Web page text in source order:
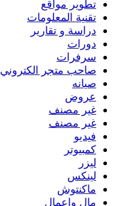
تطوير مواقع
تقنية المعلومات
دراسة و تقارير
دورات
سرفرات
صاحب متجر الكتروني
صيانه
عروض
غير مصنف
غير مصنف
فيديو
كمبيوتر
ليزر
لينكس
ماكنتوش
مال واعمال